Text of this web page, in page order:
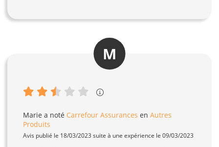
M
Marie a noté Carrefour Assurances en Autres
Produits
Avis publié le 18/03/2023 suite à une expérience le 09/03/2023